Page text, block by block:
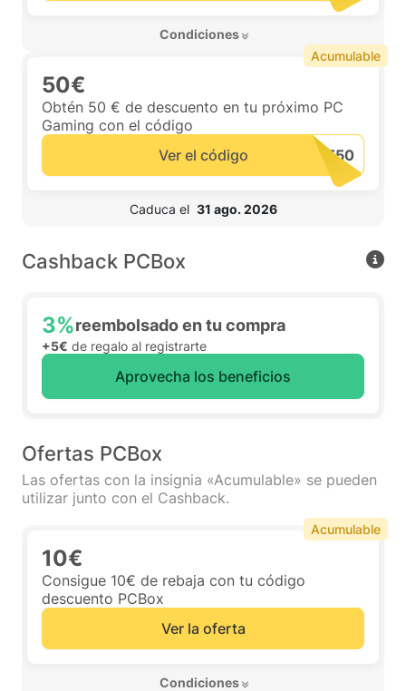
Condiciones
50€
Obtén 50 € de descuento en tu próximo PC
Gaming con el código
Ver el código
Caduca el 31 ago. 2026
Acumulable
Cashback PCBox
3%reembolsado en tu compra
+5€ de regalo al registrarte
Aprovecha los beneficios
Ofertas PCBox
Las ofertas con la insignia «Acumulable» se pueden
utilizar junto con el Cashback.
10€
Consigue 10€ de rebaja con tu código
descuento PCBox
Ver la oferta
Condiciones
Acumulable